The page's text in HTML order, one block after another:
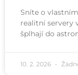
Sníte o
realitní servery
šplhají do
10. 2. 2026